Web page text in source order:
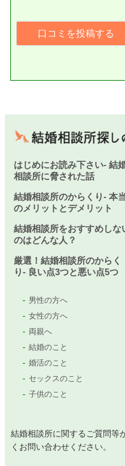
はじめにお読み下さい- 結
相談所に脅された話
結婚相談所のからくり- 本
のメリットとデメリット
結婚相談所をおすすめしな
のはどんな人？
厳選！結婚相談所のからく
り- 良い点3つと悪い点5つ
男性の方へ
女性の方へ
両親へ
結婚のこと
婚活のこと
セックスのこと
子供のこと
結婚相談所に関するご質問等
くお問い合わせください。